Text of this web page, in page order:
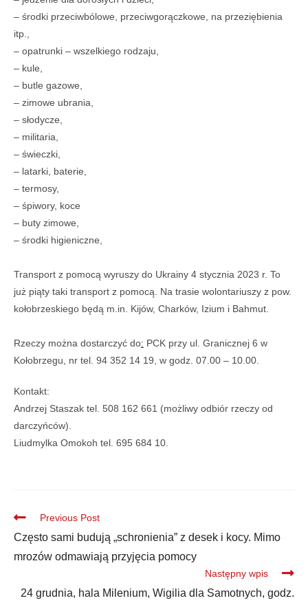
– środki przeciwbólowe, przeciwgorączkowe, na przeziębienia
itp.,
– opatrunki – wszelkiego rodzaju,
– kule,
– butle gazowe,
– zimowe ubrania,
– słodycze,
– militaria,
– świeczki,
– latarki, baterie,
– termosy,
– śpiwory, koce
– buty zimowe,
– środki higieniczne,
Transport z pomocą wyruszy do Ukrainy 4 stycznia 2023 r. To
już piąty taki transport z pomocą. Na trasie wolontariuszy z pow.
kołobrzeskiego będą m.in. Kijów, Charków, Izium i Bahmut.
Rzeczy można dostarczyć do: PCK przy ul. Granicznej 6 w
Kołobrzegu, nr tel. 94 352 14 19, w godz. 07.00 – 10.00.
Kontakt:
Andrzej Staszak tel. 508 162 661 (możliwy odbiór rzeczy od
darczyńców).
Liudmylka Omokoh tel. 695 684 10.
Previous Post
Często sami budują „schronienia” z desek i kocy. Mimo
mrozów odmawiają przyjęcia pomocy
Następny wpis
24 grudnia, hala Milenium, Wigilia dla Samotnych, godz.